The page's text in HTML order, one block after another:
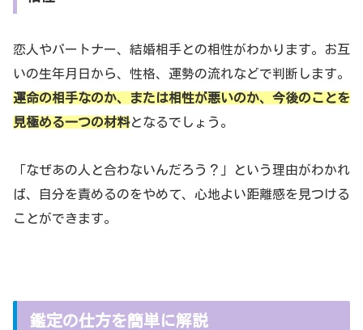
恋人やパートナー、結婚相手との相性がわかります。お互
いの生年月日から、性格、運勢の流れなどで判断します。
運命の相手なのか、または相性が悪いのか、今後のことを
見極める一つの材料となるでしょう。
「なぜあの人と合わないんだろう？」という理由がわかれ
ば、自分を責めるのをやめて、心地よい距離感を見つける
ことができます。
鑑定の仕方を簡単に解説